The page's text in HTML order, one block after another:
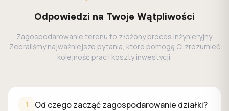
Odpowiedzi na Twoje Wątpliwości
Zagospodarowanie terenu to złożony proces inżynieryjny.
Zebraliśmy najważniejsze pytania, które pomogą Ci zrozumieć
kolejność prac i koszty inwestycji.
1 Od czego zacząć zagospodarowanie działki?
Od czego zacząć zagospodarowanie działki?
Zagospodarowanie działki należy rozpocząć od